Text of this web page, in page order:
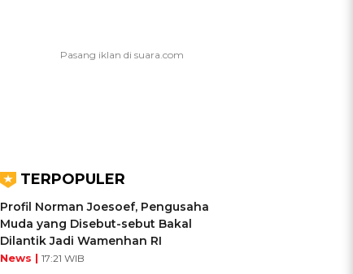
TERPOPULER
Profil Norman Joesoef, Pengusaha
Muda yang Disebut-sebut Bakal
Dilantik Jadi Wamenhan RI
News | 17:21 WIB